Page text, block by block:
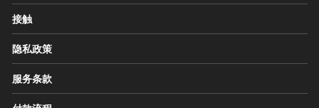
接触
隐私政策
服务条款